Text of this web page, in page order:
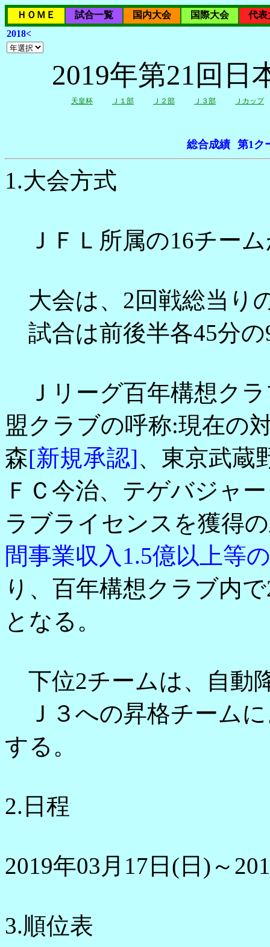
ＨＯＭＥ 試合一覧 国内大会 国際大会
代表
2018<
2019年第21回日
天皇杯 Ｊ１部 Ｊ２部 Ｊ３部 Ｊカップ
総合成績 第1ク
1.大会方式
ＪＦＬ所属の16チー
大会は、2回戦総当り
試合は前後半各45分の
Ｊリーグ百年構想ク
盟クラブの呼称:現在の
森[新規承認]、東京武蔵
ＦＣ今治、テゲバジャ
ラブライセンスを獲得
間事業収入1.5億以上等
り、百年構想クラブ内
となる。
下位2チームは、自動
Ｊ３への昇格チーム
する。
2.日程
2019年03月17日(日)～
3.順位表